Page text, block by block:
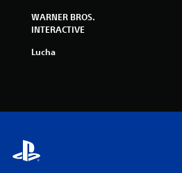
WARNER BROS.
INTERACTIVE
Lucha